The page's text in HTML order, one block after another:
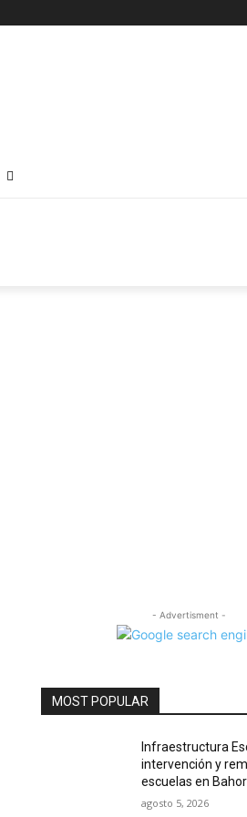
- Advertisment -
MOST POPULAR
Infraestructura
intervención y
escuelas en
agosto 5, 2026